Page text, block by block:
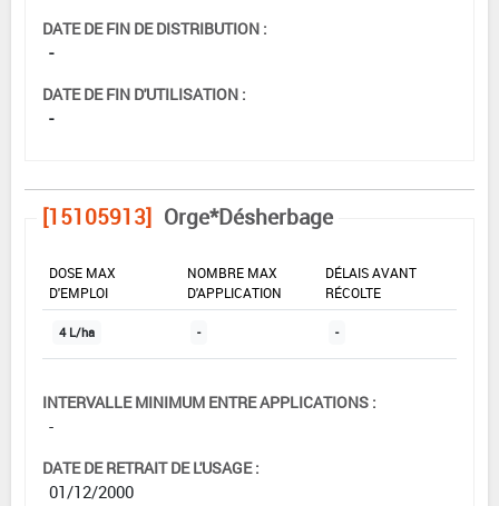
DATE DE FIN DE DISTRIBUTION :
-
DATE DE FIN D'UTILISATION :
-
[15105913] Orge*Désherbage
DOSE MAX
D'EMPLOI
NOMBRE MAX
D'APPLICATION
DÉLAIS AVANT
RÉCOLTE
4 L/ha - -
INTERVALLE MINIMUM ENTRE APPLICATIONS :
-
DATE DE RETRAIT DE L'USAGE :
01/12/2000